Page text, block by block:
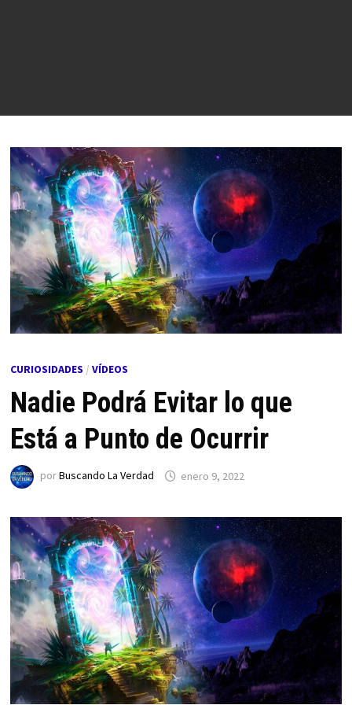
CURIOSIDADES / VÍDEOS
Nadie Podrá Evitar lo que
Está a Punto de Ocurrir
porBuscando La Verdad enero 9, 2022